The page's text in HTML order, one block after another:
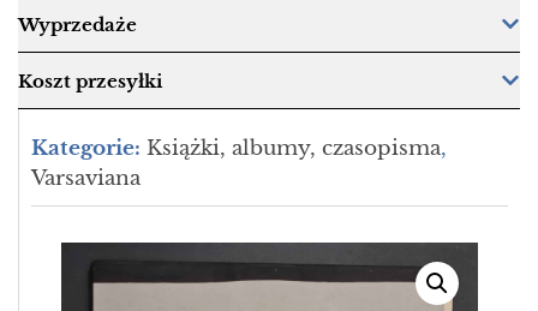
Wyprzedaże
Koszt przesyłki
Kategorie: Książki, albumy, czasopisma,
Varsaviana